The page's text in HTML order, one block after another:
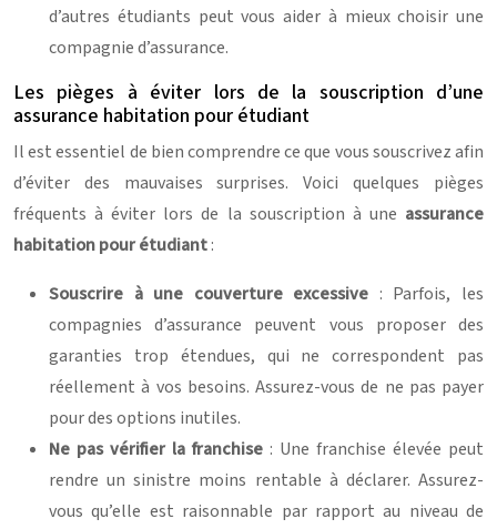
d’autres étudiants peut vous aider à mieux choisir une
compagnie d’assurance.
Les pièges à éviter lors de la souscription d’une
assurance habitation pour étudiant
Il est essentiel de bien comprendre ce que vous souscrivez afin
d’éviter des mauvaises surprises. Voici quelques pièges
fréquents à éviter lors de la souscription à une assurance
habitation pour étudiant:
Souscrire à une couverture excessive : Parfois, les
compagnies d’assurance peuvent vous proposer des
garanties trop étendues, qui ne correspondent pas
réellement à vos besoins. Assurez-vous de ne pas payer
pour des options inutiles.
Ne pas vérifier la franchise : Une franchise élevée peut
rendre un sinistre moins rentable à déclarer. Assurez-
vous qu’elle est raisonnable par rapport au niveau de